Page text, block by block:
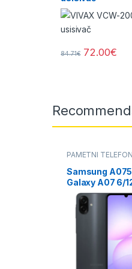
84.71€ 72.00€
PAMETNI
Samsung
Galaxy A07 6/
Black